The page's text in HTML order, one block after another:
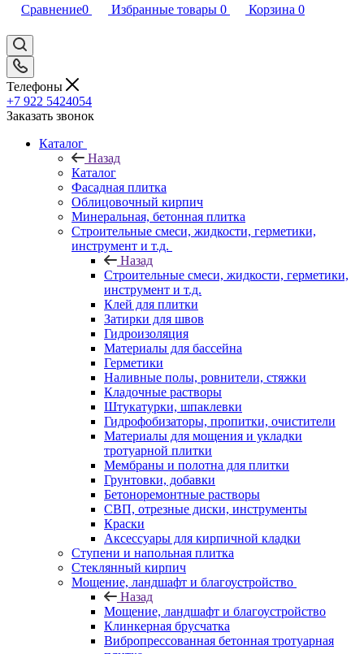
Сравнение0 Избранные товары 0 Корзина 0
Телефоны
+7 922 5424054
Заказать звонок
Каталог
Назад
Каталог
Фасадная плитка
Облицовочный кирпич
Минеральная, бетонная плитка
Строительные смеси, жидкости, герметики,
инструмент и т.д.
Назад
Строительные смеси, жидкости, герметики,
инструмент и т.д.
Клей для плитки
Затирки для швов
Гидроизоляция
Материалы для бассейна
Герметики
Наливные полы, ровнители, стяжки
Кладочные растворы
Штукатурки, шпаклевки
Гидрофобизаторы, пропитки, очистители
Материалы для мощения и укладки
тротуарной плитки
Мембраны и полотна для плитки
Грунтовки, добавки
Бетоноремонтные растворы
СВП, отрезные диски, инструменты
Краски
Аксессуары для кирпичной кладки
Ступени и напольная плитка
Cтеклянный кирпич
Мощение, ландшафт и благоустройство
Назад
Мощение, ландшафт и благоустройство
Клинкерная брусчатка
Вибропрессованная бетонная тротуарная